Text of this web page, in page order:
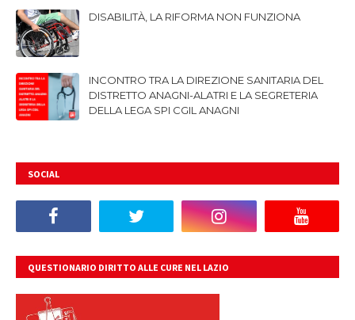
DISABILITÀ, LA RIFORMA NON FUNZIONA
INCONTRO TRA LA DIREZIONE SANITARIA DEL
DISTRETTO ANAGNI-ALATRI E LA SEGRETERIA
DELLA LEGA SPI CGIL ANAGNI
SOCIAL
QUESTIONARIO DIRITTO ALLE CURE NEL LAZIO